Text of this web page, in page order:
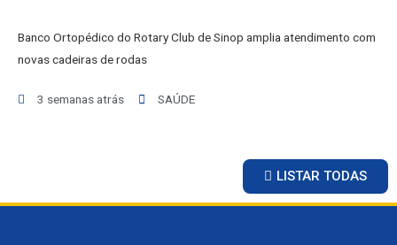
Banco Ortopédico do Rotary Club de Sinop amplia atendimento com
novas cadeiras de rodas
3 semanas atrás SAÚDE
LISTAR TODAS
BALCÃO DE EMPREGOS